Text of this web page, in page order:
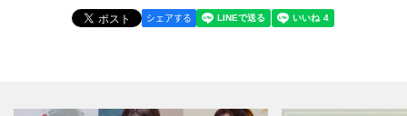
シェアする